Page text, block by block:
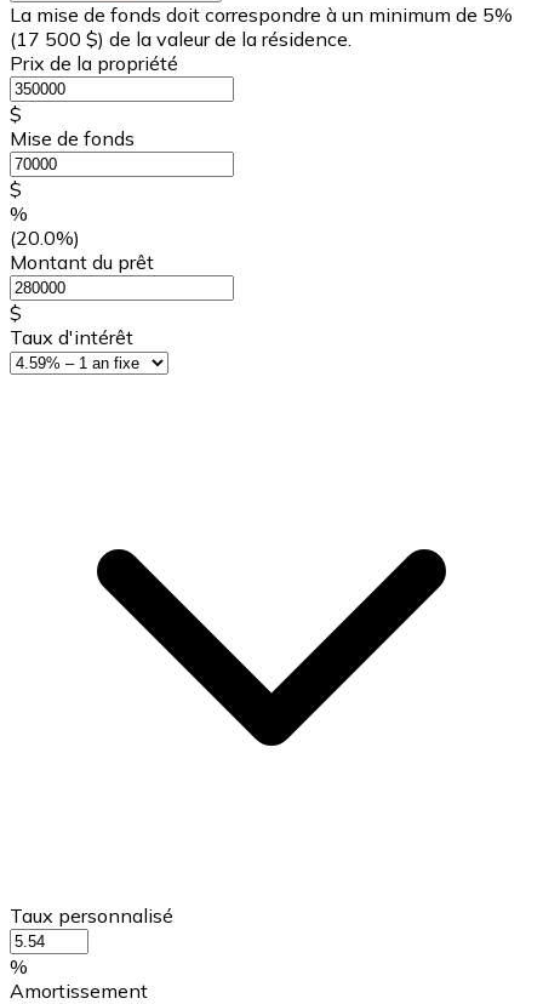
La mise de fonds doit correspondre à un minimum de 5%
(17 500 $) de la valeur de la résidence.
Prix de la propriété
$
Mise de fonds
$
%
(20.0%)
Montant du prêt
$
Taux d'intérêt
Taux personnalisé
%
Amortissement